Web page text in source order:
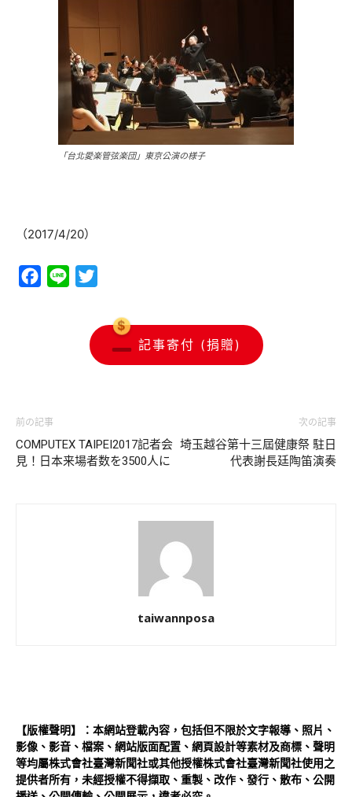
「台北愛楽管弦楽団」東京公演の様子
（2017/4/20）
Facebook
Line
記事寄付 (捐贈)
前の記事
COMPUTEX TAIPEI2017記者会
見！日本来場者数を3500人に
次の記事
埼玉越谷第十三屆健康祭 駐日
代表謝長廷陶笛演奏
taiwannposa
【版權聲明】：本網站登載內容，包括但不限於文字報導、照片、
影像、影音、檔案、網站版面配置、網頁設計等素材及商標、聲明
等均屬株式會社臺灣新聞社或其他授權株式會社臺灣新聞社使用之
提供者所有，未經授權不得擷取、重製、改作、發行、散布、公開